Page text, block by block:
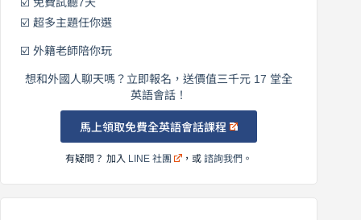
☑️ 超多主題任你選
☑️ 外籍老師陪你玩
想和外國人聊天嗎？立即報名，送價值三千元 17 堂全
英語會話！
馬上領取免費全英語會話課程
有疑問？ 加入 LINE 社團 ，或諮詢我們 。